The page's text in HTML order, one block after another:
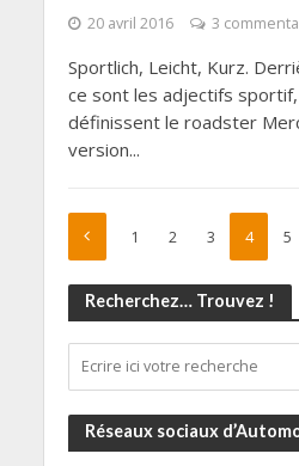
20 avril 2016 3
Sportlich, Leicht, Kurz.
ce sont les adjectifs
définissent le roadster
version...
1 2 3 4 5
Recherchez… Trouvez !
Réseaux sociaux